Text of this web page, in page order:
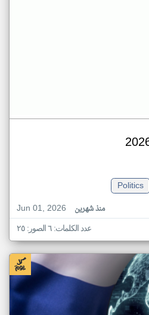
Politics
Jun 01, 2026
منذ شهرين
عدد الكلمات: ٦ الصور: ٢٥